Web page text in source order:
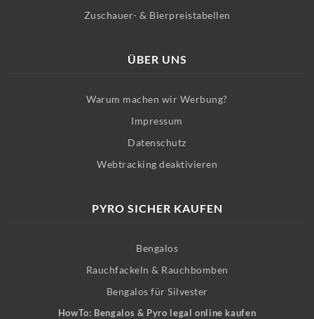
Zuschauer- & Bierpreistabellen
ÜBER UNS
Warum machen wir Werbung?
Impressum
Datenschutz
Webtracking deaktivieren
PYRO SICHER KAUFEN
Bengalos
Rauchfackeln & Rauchbomben
Bengalos für Silvester
HowTo: Bengalos & Pyro legal online kaufen